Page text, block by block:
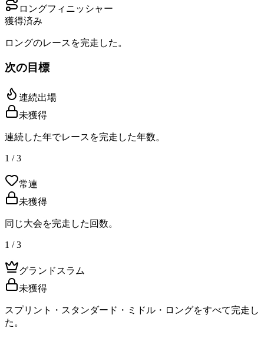
ロングフィニッシャー
獲得済み
ロングのレースを完走した。
次の目標
連続出場
未獲得
連続した年でレースを完走した年数。
1 / 3
常連
未獲得
同じ大会を完走した回数。
1 / 3
グランドスラム
未獲得
スプリント・スタンダード・ミドル・ロングをすべて完走し
た。